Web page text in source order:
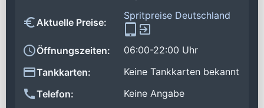
Aktuelle Preise:
Spritpreise Deutschland
Öffnungszeiten:
06:00-22:00 Uhr
Tankkarten:
Keine Tankkarten bekannt
Telefon:
Keine Angabe